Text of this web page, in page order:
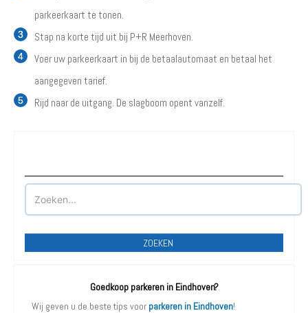
parkeerkaart te tonen.
Stap na korte tijd uit bij P+R Meerhoven.
Voer uw parkeerkaart in bij de betaalautomaat en betaal het
aangegeven tarief.
Rijd naar de uitgang. De slagboom opent vanzelf.
ZOEKEN
Goedkoop parkeren in Eindhoven?
Wij geven u de beste tips voor parkeren in Eindhoven!